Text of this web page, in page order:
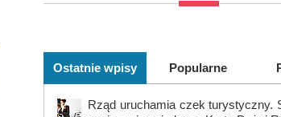
Ostatnie wpisy Popularne
Rząd uruchamia czek turystyczny.